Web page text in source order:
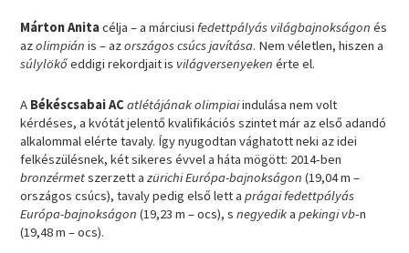
Márton Anitacélja – a márciusifedettpályás világbajnokságon és
azolimpián is – azországos csúcs javítása. Nem véletlen, hiszen a
súlylökőeddigi rekordjait is világversenyeken érte el.
A Békéscsabai ACatlétájának olimpiaiindulása nem volt
kérdéses, a kvótát jelentő kvalifikációs szintet már az első adandó
alkalommal elérte tavaly. Így nyugodtan vághatott neki az idei
felkészülésnek, két sikeres évvel a háta mögött: 2014-ben
bronzérmetszerzett azürichi Európa-bajnokságon (19,04 m –
országos csúcs), tavaly pedig első lett aprágai fedettpályás
Európa-bajnokságon (19,23 m – ocs), snegyedikapekingi vb-n
(19,48 m – ocs).